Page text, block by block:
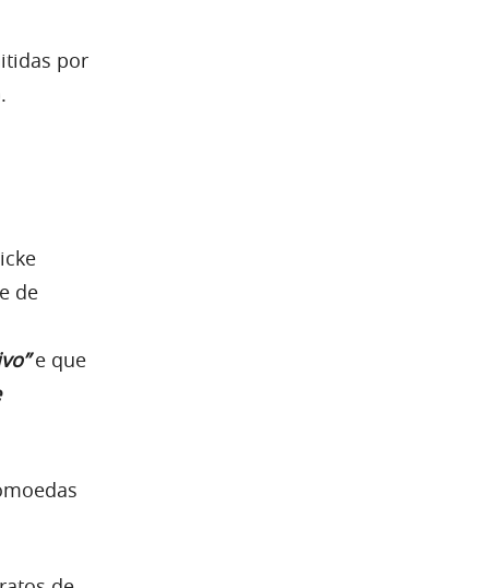
por
de
e que